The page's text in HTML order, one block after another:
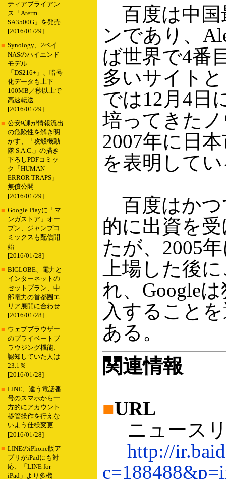
ティアプライアン
ス「Aterm
SA3500G」を発売
[2016/01/29]
■ Synology、2ベイ
NASのハイエンド
モデル
「DS216+」、暗号
化データも上下
100MB／秒以上で
高速転送
[2016/01/29]
■ 公安9課が情報流出
の危険性を解き明
かす、「攻殻機動
隊 S.A.C.」の描き
下ろしPDFコミッ
ク「HUMAN-
ERROR TRAPS」
無償公開
[2016/01/29]
■ Google Playに「マ
ンガストア」オー
プン、ジャンプコ
ミックスも配信開
始
[2016/01/28]
■ BIGLOBE、電力と
インターネットの
セットプラン、中
部電力の首都圏エ
リア展開に合わせ
[2016/01/28]
■ ウェブブラウザー
のプライベートブ
ラウジング機能、
認知していた人は
23.1％
[2016/01/28]
■ LINE、違う電話番
号のスマホから一
方的にアカウント
移管操作を行えな
いよう仕様変更
[2016/01/28]
■ LINEのiPhone版ア
プリがiPadにも対
応、「LINE for
iPad」より多機
百度は中国
ンであり、
ば世界で4番
多いサイト
では12月4日
培ってきた
2007年に日
を表明して
百度はかつ
的に出資を
たが、2005
上場した後
れ、Google
入すること
ある。
関連情報
■URL
ニュースリ
http://